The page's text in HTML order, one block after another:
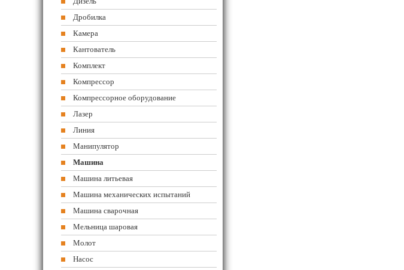
Дробилка
Камера
Кантователь
Комплект
Компрессор
Компрессорное оборудование
Лазер
Линия
Манипулятор
Машина
Машина литьевая
Машина механических испытаний
Машина сварочная
Мельница шаровая
Молот
Насос